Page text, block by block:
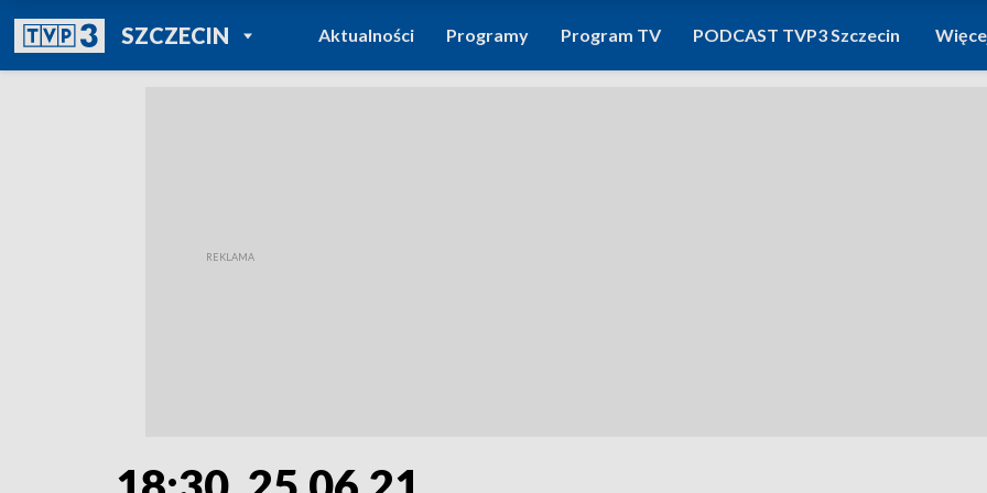
SZCZECINPOWRÓT DO
TVP REGIONY
Aktualności Programy Program TV PODCAST TVP3 Szczecin